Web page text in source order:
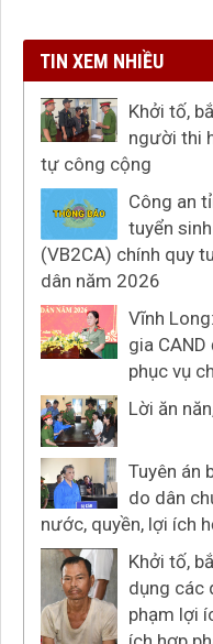
TIN XEM NHIỀU
Khởi tố,
người thi
tự công cộng
Công an
tuyển
(VB2CA) chính quy
dân năm 2026
Vĩnh
gia
phục vụ
Lời ăn
Tuyên án
do dân
nước, quyền, lợi ích
Khởi tố,
dụng các
phạm lợi